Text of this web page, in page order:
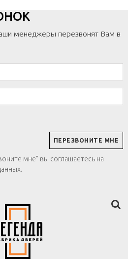
менеджеры перезвонят Вам в
мне" вы соглашаетесь на